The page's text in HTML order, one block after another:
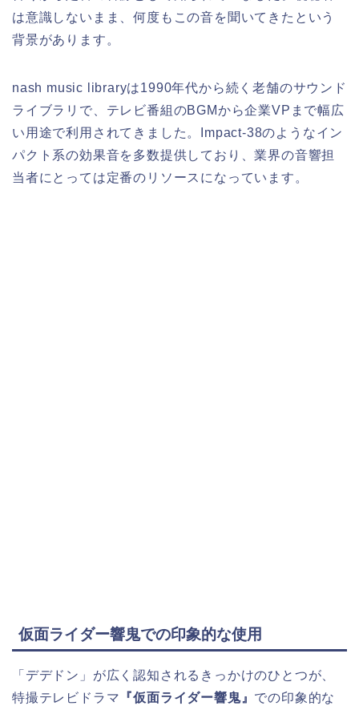
は意識しないまま、何度もこの音を聞いてきたという
背景があります。
nash music libraryは1990年代から続く老舗のサウンド
ライブラリで、テレビ番組のBGMから企業VPまで幅広
い用途で利用されてきました。Impact-38のようなイン
パクト系の効果音を多数提供しており、業界の音響担
当者にとっては定番のリソースになっています。
仮面ライダー響鬼での印象的な使用
「デデドン」が広く認知されるきっかけのひとつが、
特撮テレビドラマ 『仮面ライダー響鬼』 での印象的な